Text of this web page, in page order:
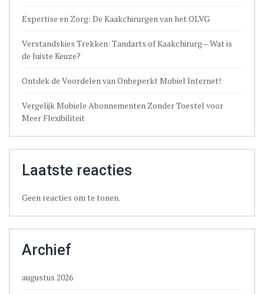
Expertise en Zorg: De Kaakchirurgen van het OLVG
Verstandskies Trekken: Tandarts of Kaakchirurg – Wat is
de Juiste Keuze?
Ontdek de Voordelen van Onbeperkt Mobiel Internet!
Vergelijk Mobiele Abonnementen Zonder Toestel voor
Meer Flexibiliteit
Laatste reacties
Geen reacties om te tonen.
Archief
augustus 2026